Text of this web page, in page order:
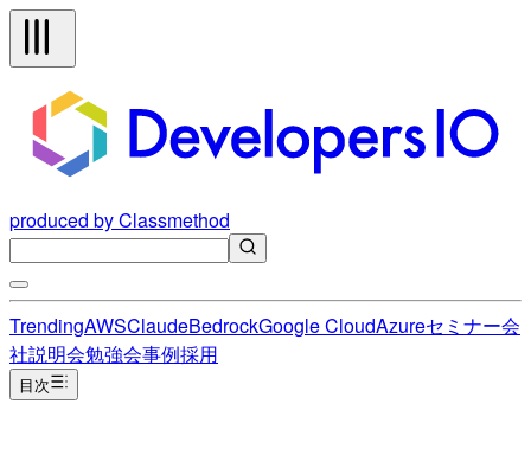
produced by Classmethod
TrendingAWSClaudeBedrockGoogle CloudAzureセミナー会
社説明会勉強会事例採用
目次